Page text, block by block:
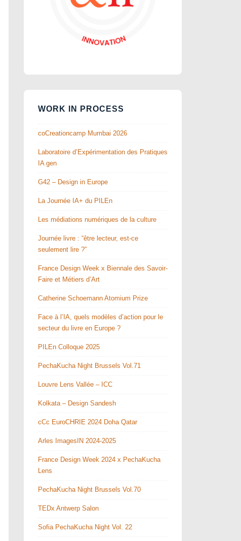
WORK IN PROCESS
coCreationcamp Mumbai 2026
Laboratoire d’Expérimentation des Pratiques
IA gen
G42 – Design in Europe
La Journée IA+ du PILEn
Les médiations numériques de la culture
Journée livre : “être lecteur, est-ce
seulement lire ?”
France Design Week x Biennale des Savoir-
Faire et Métiers d’Art
Catherine Schoemann Atomium Prize
Face à l’IA, quels modèles d’action pour le
secteur du livre en Europe ?
PILEn Colloque 2025
PechaKucha Night Brussels Vol.71
Louvre Lens Vallée – ICC
Kolkata – Design Sandesh
cCc EuroCHRIE 2024 Doha Qatar
Arles ImagesIN 2024-2025
France Design Week 2024 x PechaKucha
Lens
PechaKucha Night Brussels Vol.70
TEDx Antwerp Salon
Sofia PechaKucha Night Vol. 22